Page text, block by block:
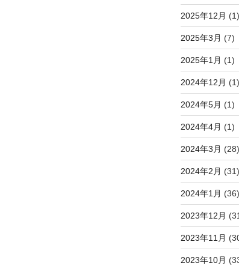
2025年12月 (1)
2025年3月 (7)
2025年1月 (1)
2024年12月 (1)
2024年5月 (1)
2024年4月 (1)
2024年3月 (28)
2024年2月 (31)
2024年1月 (36)
2023年12月
2023年11月
2023年10月